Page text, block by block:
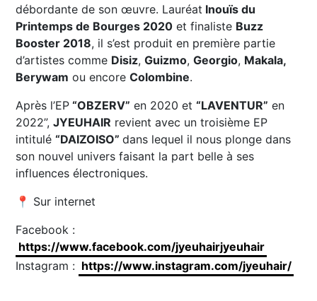
débordante de son œuvre. Lauréat Inouïs du
Printemps de Bourges 2020 et finaliste Buzz
Booster 2018, il s’est produit en première partie
d’artistes comme Disiz,Guizmo,Georgio, Makala,
Berywam ou encoreColombine.
Après l’EP “OBZERV” en 2020 et“LAVENTUR” en
2022”,JYEUHAIR revient avec un troisième EP
intitulé“DAIZOISO” dans lequel il nous plonge dans
son nouvel univers faisant la part belle à ses
influences électroniques.
📍 Sur internet
Facebook :
https://www.facebook.com/jyeuhairjyeuhair
Instagram : https://www.instagram.com/jyeuhair/